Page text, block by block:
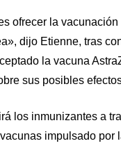
ofrecer la
dijo Etienne, tras
la vacuna
sus posibles
los inmunizantes a
impulsado por